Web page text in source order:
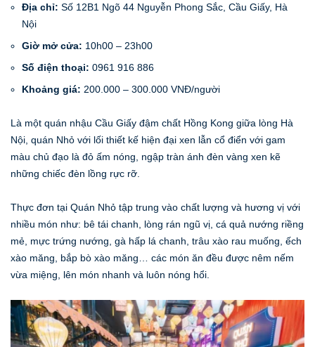
Địa chỉ: Số 12B1 Ngõ 44 Nguyễn Phong Sắc, Cầu Giấy, Hà
Nội
Giờ mở cửa: 10h00 – 23h00
Số điện thoại: 0961 916 886
Khoảng giá: 200.000 – 300.000 VNĐ/người
Là một quán nhậu Cầu Giấy đậm chất Hồng Kong giữa lòng Hà
Nội, quán Nhỏ với lối thiết kế hiện đại xen lẫn cổ điển với gam
màu chủ đạo là đỏ ấm nóng, ngập tràn ánh đèn vàng xen kẽ
những chiếc đèn lồng rực rỡ.
Thực đơn tại Quán Nhỏ tập trung vào chất lượng và hương vị với
nhiều món như: bê tái chanh, lòng rán ngũ vị, cá quả nướng riềng
mẻ, mực trứng nướng, gà hấp lá chanh, trâu xào rau muống, ếch
xào măng, bắp bò xào măng… các món ăn đều được nêm nếm
vừa miệng, lên món nhanh và luôn nóng hổi.